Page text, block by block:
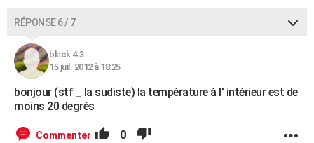
RÉPONSE 6 / 7
bleck 4.3
15 juil. 2012 à 18:25
bonjour (stf _ la sudiste) la température à l' intérieur est de
moins 20 degrés
Commenter 0